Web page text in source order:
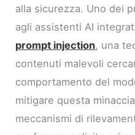
alla sicurezza. Uno dei
agli assistenti AI
prompt injection, una
contenuti malevoli
comportamento del
mitigare questa
meccanismi di